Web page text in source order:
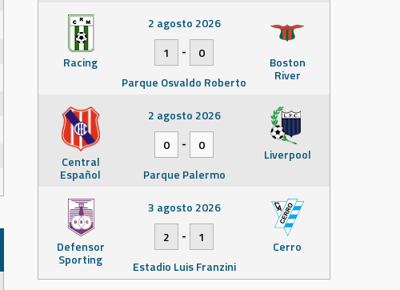
Racing Boston
River
2 agosto 2026
1
-
0
Parque Osvaldo Roberto
Central
Español
Liverpool
2 agosto 2026
0
-
0
Parque Palermo
Defensor
Sporting
Cerro
3 agosto 2026
2
-
1
Estadio Luis Franzini